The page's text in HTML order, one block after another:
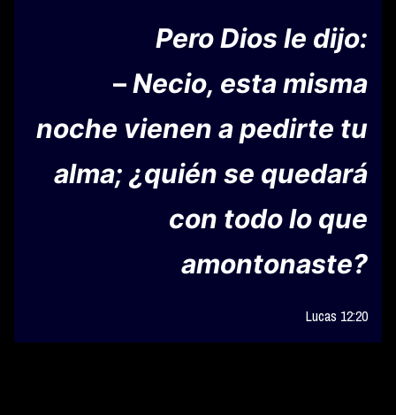
Pero Dios le dijo:
–Necio, esta misma
noche vienen a pedirte tu
alma; ¿quién se quedará
con todo lo que
amontonaste?
Lucas 12:20